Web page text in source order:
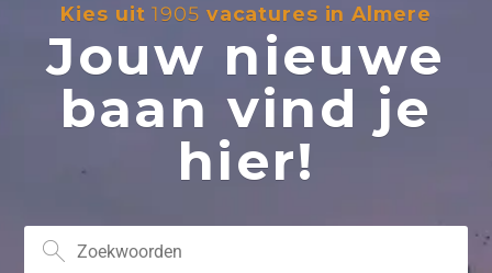
Kies uit1905 vacatures in Almere
Jouw nieuwe
baan vind je
hier!